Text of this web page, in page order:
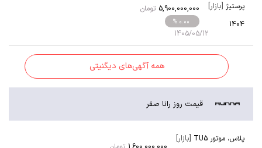
پرستیژ [بازار]
1404
1405/05/12
% 0.00
تومان 5,900,000,000
همه آگهی‌های دیگنیتی
قیمت روز رانا صفر
پلاس، موتور TU5 [بازار]